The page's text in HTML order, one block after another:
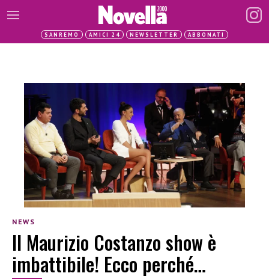
SANREMO AMICI 24 NEWSLETTER ABBONATI
NEWS
Il Maurizio Costanzo show è
imbattibile! Ecco perché…